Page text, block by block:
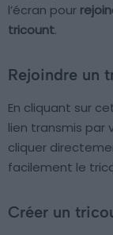
l’écran pour
tricount.
Rejoindre un
En cliquant sur
lien transmis par
cliquer
facilement le
Créer un